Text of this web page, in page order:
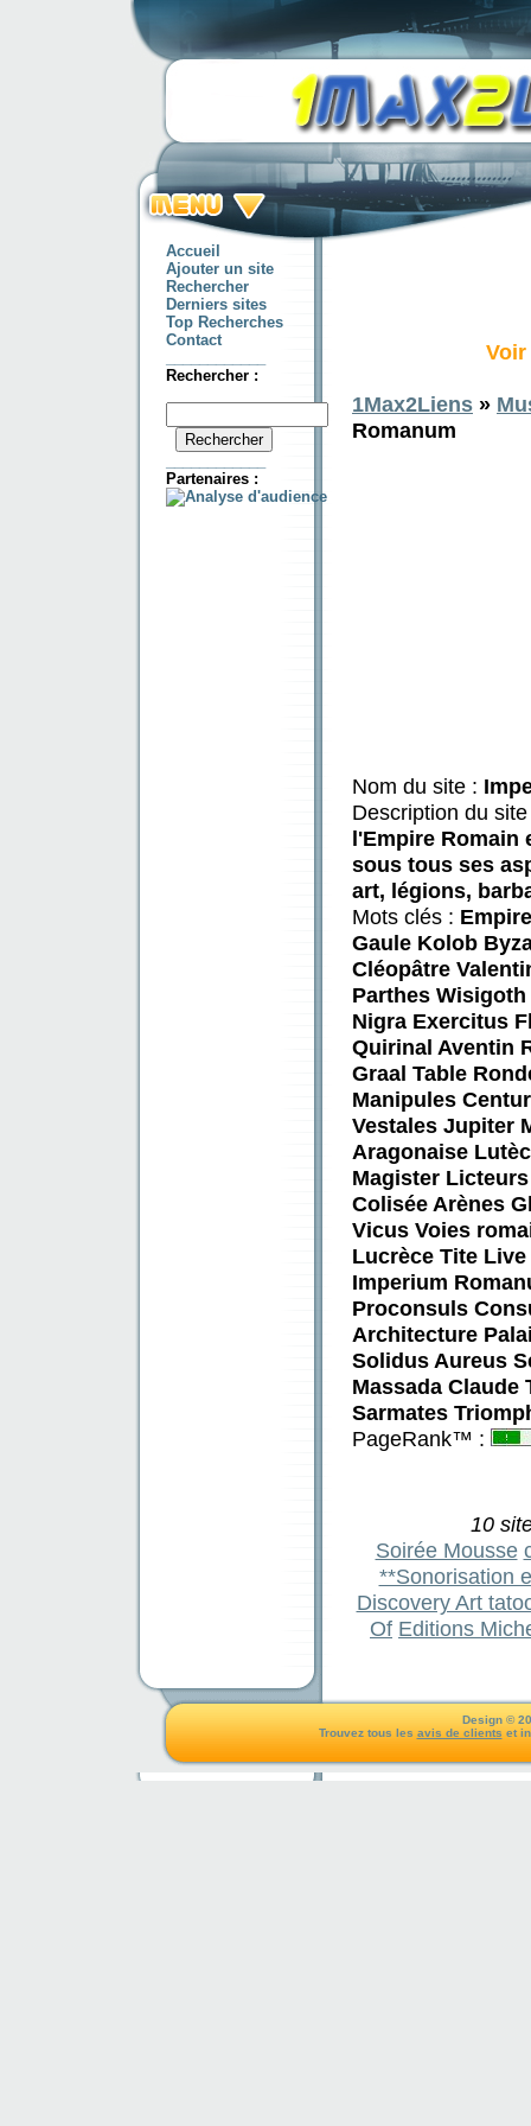
Accueil
Ajouter un site
Rechercher
Derniers sites
Top Recherches
Contact
Rechercher :
Partenaires :
1Max2Liens »
Romanum
Nom du site :
Description du
l'Empire Romain
sous tous ses
art, légions,
Mots clés :
Gaule Kolob
Cléopâtre
Parthes
Nigra Exercitus
Quirinal Aventin
Graal Table
Manipules
Vestales Jupiter
Aragonaise
Magister
Colisée Arènes
Vicus Voies
Lucrèce Tite
Imperium
Proconsuls
Architecture
Solidus Aureus
Massada Claude
Sarmates
PageRank™ :
10
Soirée Mousse
**Sonorisation
Discovery Art
Of Editions
Design ©
Trouvez tous les avis de clients et